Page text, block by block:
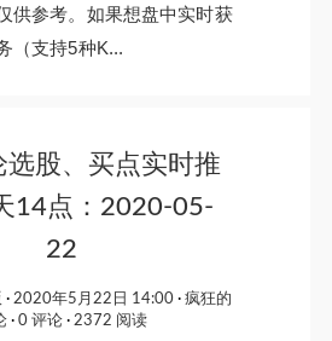
供参考。如果想盘中实时获
（支持5种K...
选股、买点实时推
14点：2020-05-
22
2020年5月22日 14:00
疯狂的
0 评论 2372 阅读